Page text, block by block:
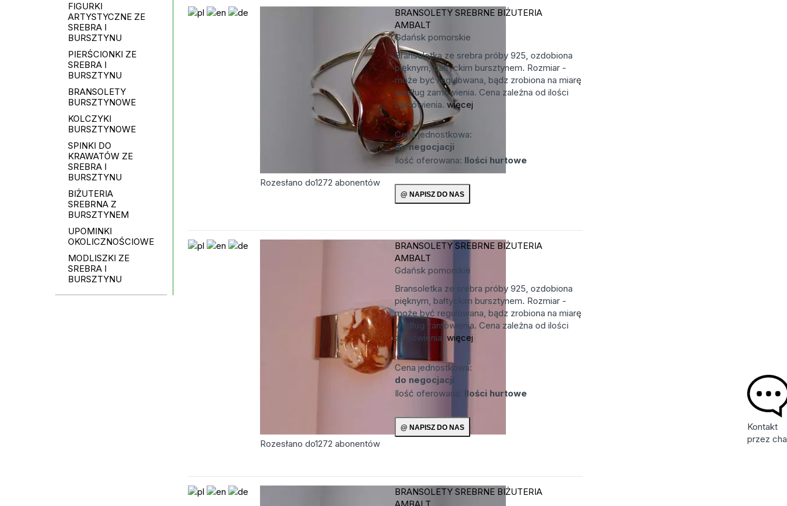
FIGURKI
ARTYSTYCZNE ZE
SREBRA I
BURSZTYNU
PIERŚCIONKI ZE
SREBRA I
BURSZTYNU
BRANSOLETY
BURSZTYNOWE
KOLCZYKI
BURSZTYNOWE
SPINKI DO
KRAWATÓW ZE
SREBRA I
BURSZTYNU
BIŻUTERIA
SREBRNA Z
BURSZTYNEM
UPOMINKI
OKOLICZNOŚCIOWE
MODLISZKI ZE
SREBRA I
BURSZTYNU
Rozesłano do1272 abonentów
BRANSOLETY SREBRNE BIŻUTERIA
AMBALT
Gdańsk pomorskie
Bransoletka ze srebra próby 925, ozdobiona
pięknym, bałtyckim bursztynem. Rozmiar -
może być regulowana, bądz zrobiona na miarę
według zamówienia. Cena zależna od ilości
zamówienia.więcej
Cena jednostkowa:
do negocjacji
Ilość oferowana: Ilości hurtowe
Rozesłano do1272 abonentów
BRANSOLETY SREBRNE BIŻUTERIA
AMBALT
Gdańskpomorskie
Bransoletka ze srebra próby 925, ozdobiona
pięknym, bałtyckim bursztynem. Rozmiar -
może być regulowana, bądz zrobiona na miarę
według zamówienia. Cena zależna od ilości
zamówienia.więcej
Cena jednostkowa:
do negocjacji
Ilość oferowana: Ilości hurtowe
BRANSOLETY SREBRNE BIŻUTERIA
Kontakt
przez